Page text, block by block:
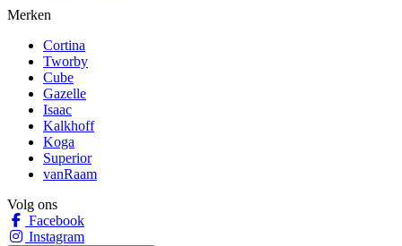
Merken
Cortina
Tworby
Cube
Gazelle
Isaac
Kalkhoff
Koga
Superior
vanRaam
Volg ons
Facebook
Instagram